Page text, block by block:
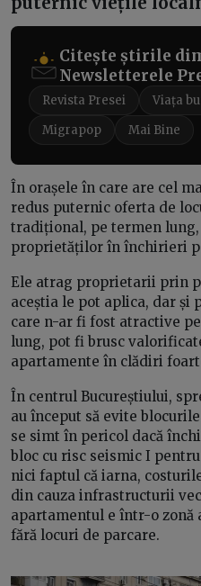
Citește știrile
Newsletterele
Revista Presei
Viața
Migrapop
Mai Bine
În orașele în care are cel
redus puternic oferta de
tradițional, pe termen
proprietăților în închirieri
Ele atrag proprietarii prin
aceștia le pot aplica, dar și
care n-ar fi fost atractive
lung, pot fi brusc
apartamente în clădiri
În centrul Bucureștiului,
au început să evite
se simt în pericol dacă
bloc cu risc seismic I
nici faptul că iarna,
din cauza infrastructurii
apartamentul e într-o zonă
fără locuri de parcare.